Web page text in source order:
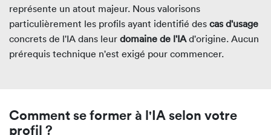
représente un atout majeur. Nous valorisons
particulièrement les profils ayant identifié des cas d'usage
concrets de l'IA dans leur domaine de l'IAd'origine. Aucun
prérequis technique n'est exigé pour commencer.
Comment se former à l'IA selon votre
profil ?